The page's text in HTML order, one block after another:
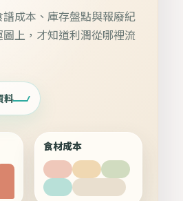
成本、庫存盤點與報廢紀
上，才知道利潤從哪裡流
料
食材成本